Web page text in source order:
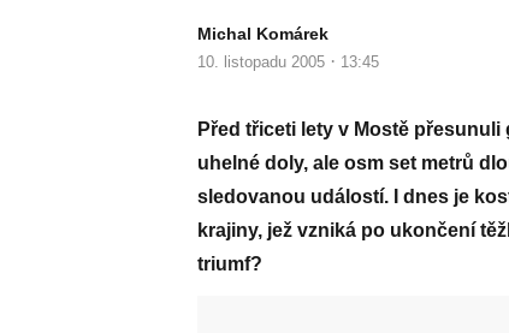
Michal Komárek
10. listopadu 2005 · 13:45
Před třiceti lety v Mostě
uhelné doly, ale osm set metrů
sledovanou událostí. I dnes je
krajiny, jež vzniká po ukončení
triumf?